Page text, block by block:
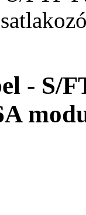
- S/